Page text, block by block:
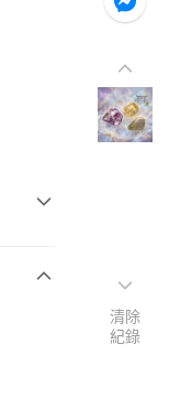
清除
紀錄